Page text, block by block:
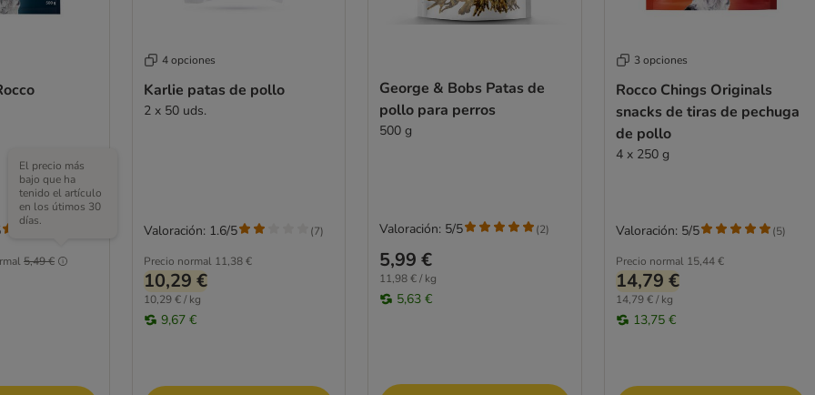
5,49 €
El precio más
bajo que ha
tenido el artículo
en los útimos 30
días.
4 opciones
Karlie patas de pollo
2 x 50 uds.
Precio normal 11,38 €
10,29 €
10,29 € / kg
9,67 €
Valoración: 1.6/5 (7)
George & Bobs Patas de
pollo para perros
500 g
5,99 €
11,98 € / kg
5,63 €
Valoración: 5/5 (2)
3 opciones
Rocco Chings Originals
snacks de tiras de pechuga
de pollo
4 x 250 g
Precio normal 15,44 €
14,79 €
14,79 € / kg
13,75 €
Valoración: 5/5 (5)